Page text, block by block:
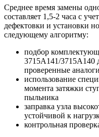
Среднее время замены
составляет 1,5-2 часа с
дефектовки и установки
следующему алгоритму:
подбор
3715A141/3715A140
проверенные
использование
момента затяжки
пыльника
заправка узла
устойчивой к
контрольная